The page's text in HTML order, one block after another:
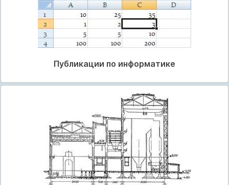
Публикации по информатике